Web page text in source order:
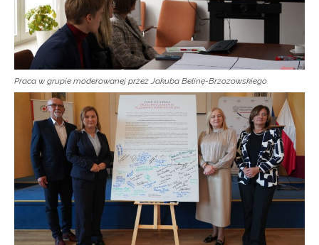
Praca w grupie moderowanej przez Jakuba Belinę-Brzozowskiego